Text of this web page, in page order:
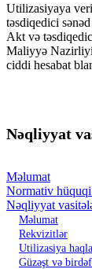
Utilizasiyaya
təsdiqedici
Akt və
Maliyyə
ciddi hesabat
Nəqliyyat
Məlumat
Normativ hüquqi
Nəqliyyat
Məlumat
Rekvizitlər
Utilizasiya
Güzəşt və